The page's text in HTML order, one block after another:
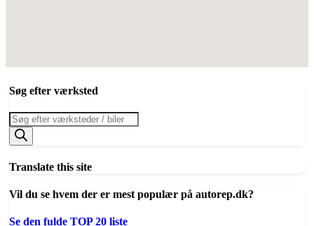
Søg efter værksted
Products
search
Translate this site
Vil du se hvem der er mest populær på autorep.dk?
Se den fulde TOP 20 liste